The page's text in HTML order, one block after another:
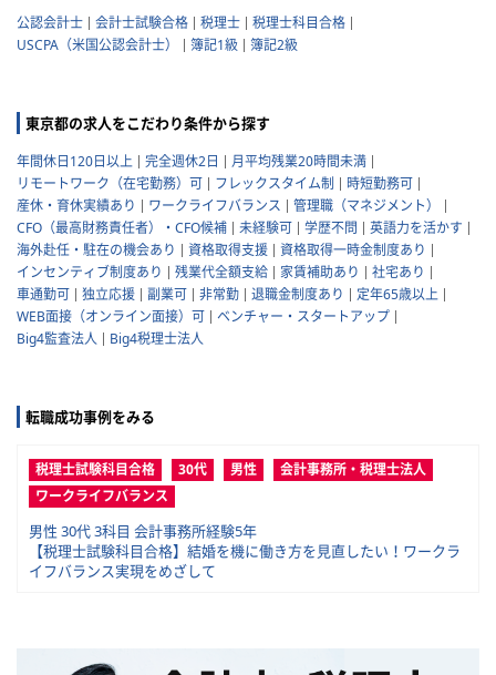
公認会計士 会計士試験合格 税理士
税理士科目合格
USCPA（米国公認会計士）
簿記1級 簿記2級
東京都の求人をこだわり条件から探す
年間休日120日以上 完全週休2日
月平均残業20時間未満
リモートワーク（在宅勤務）可
フレックスタイム制
時短勤務可
産休・育休実績あり
ワークライフバランス
管理職（マネジメント）
CFO（最高財務責任者）・CFO候補
未経験可 学歴不問
英語力を活かす
海外赴任・駐在の機会あり
資格取得支援
資格取得一時金制度あり
インセンティブ制度あり
残業代全額支給 家賃補助あり
社宅あり
車通勤可
独立応援 副業可 非常勤 退職金制度あり
定年65歳以上
WEB面接（オンライン面接）可
ベンチャー・スタートアップ
Big4監査法人
Big4税理士法人
転職成功事例をみる
税理士試験科目合格 30代 男性
会計事務所・税理士法人
ワークライフバランス
男性 30代 3科目 会計事務所経験5年
【税理士試験科目合格】結婚を機に働き方を見直したい！ワークラ
イフバランス実現をめざして